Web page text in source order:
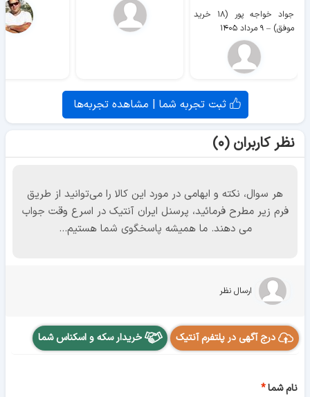
جواد خواجه پور (۱۸ خرید
موفق) – ۹ مرداد ۱۴۰۵
ثبت تجربه شما | مشاهده تجربه‌ها
نظر کاربران (۰)
هر سوال، نکته و ابهامی در مورد این کالا را می‌توانید از طریق
فرم زیر مطرح فرمائید، پرسنل ایران آنتیک در اسرع وقت جواب
می دهند. ما همیشه پاسخگوی شما هستیم...
ارسال نظر
درج آگهی در پلتفرم آنتیک خریدار سکه و اسکناس شما
نام شما